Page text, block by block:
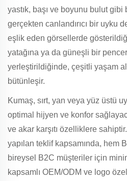
yastık, başı ve boyunu bulut
gerçekten canlandırıcı bir uyku
eşlik eden görsellerde
yatağına ya da güneşli bir
yerleştirildiğinde, çeşitli yaşam
bütünleşir.
Kumaş, sırt, yan veya yüz üstü
optimal hijyen ve konfor
ve akar karşıtı özelliklere
yapılan teklif kapsamında, hem
bireysel B2C müşteriler için
kapsamlı OEM/ODM ve logo